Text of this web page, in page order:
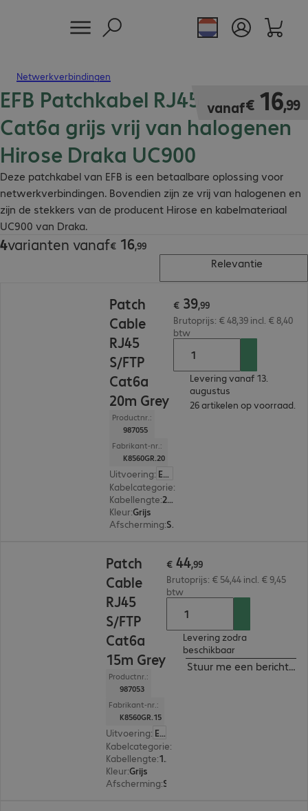
Netwerkverbindingen
EFB Patchkabel RJ45 S/FTP
Cat6a grijs vrij van halogenen
Hirose Draka UC900
Deze patchkabel van EFB is een betaalbare oplossing voor
netwerkverbindingen. Bovendien zijn ze vrij van halogenen en
zijn de stekkers van de producent Hirose en kabelmateriaal
UC900 van Draka.
vanaf€ 16,99
€ 16,99
4varianten vanaf€ 16,99
€ 16,99
Relevantie
Patch
Cable
RJ45
S/FTP
Cat6a
20m Grey
Productnr.:
987055
Fabrikant-nr.:
K8560GR.20
Uitvoering: Europa
Kabelcategorie:
Kabellengte: 20 m
Kleur:Grijs
Afscherming: S/FTP (PIMF)
€ 39,99
Brutoprijs: € 48,39 incl. € 8,40
btw
Levering vanaf 13.
augustus
26 artikelen op voorraad.
Patch
Cable
RJ45
S/FTP
Cat6a
15m Grey
Productnr.:
987053
Fabrikant-nr.:
K8560GR.15
Uitvoering: Europa
Kabelcategorie:
Kabellengte: 15 m
Kleur:Grijs
Afscherming:
€ 44,99
Brutoprijs: € 54,44 incl. € 9,45
btw
Levering zodra
beschikbaar
Stuur me een bericht